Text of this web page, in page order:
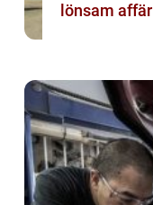
lönsam affär